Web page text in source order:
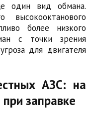
один вид обмана.
высокооктанового
более низкого
с точки зрения
для двигателя
АЗС: на
заправке